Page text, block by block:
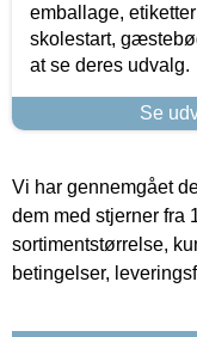
emballage,
skolestart,
at se deres udvalg.
Se
Vi har gennemgået
dem med stjerner fra
sortimentstørrelse,
betingelser,